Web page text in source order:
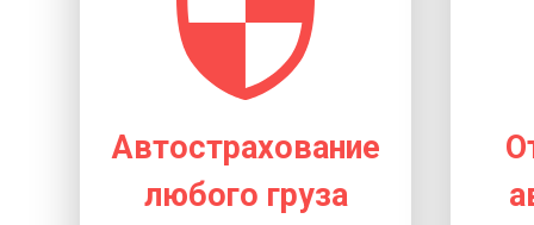
Автострахование
любого груза